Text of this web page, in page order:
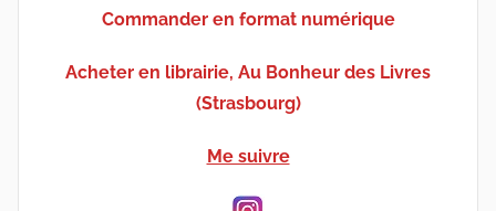
Commander en format numérique
Acheter en librairie, Au Bonheur des Livres
(Strasbourg)
Me suivre